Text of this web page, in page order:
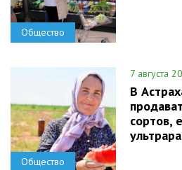
Общество
Общество
7 августа
В
сортов,